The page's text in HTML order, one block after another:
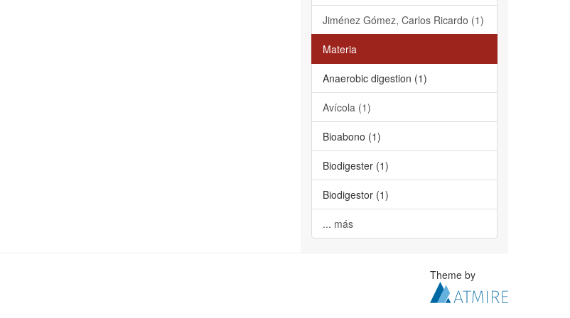
Jiménez Gómez, Carlos Ricardo (1)
Materia
Anaerobic digestion (1)
Avícola (1)
Bioabono (1)
Biodigester (1)
Biodigestor (1)
... más
Theme by